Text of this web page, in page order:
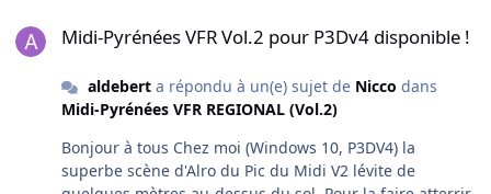
Midi-Pyrénées VFR Vol.2 pour P3Dv4 disponible !
aldeberta répondu à un(e) sujet de Nicco dans
Midi-Pyrénées VFR REGIONAL (Vol.2)
Bonjour à tous Chez moi (Windows 10, P3DV4) la
superbe scène d'Alro du Pic du Midi V2 lévite de